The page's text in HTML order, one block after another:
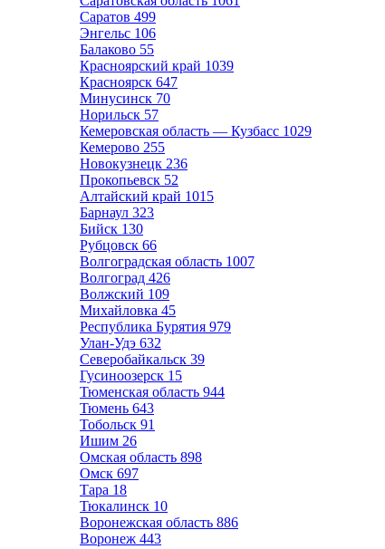
Саратов 499
Энгельс 106
Балаково 55
Красноярский край 1039
Красноярск 647
Минусинск 70
Норильск 57
Кемеровская область — Кузбасс 1029
Кемерово 255
Новокузнецк 236
Прокопьевск 52
Алтайский край 1015
Барнаул 323
Бийск 130
Рубцовск 66
Волгоградская область 1007
Волгоград 426
Волжский 109
Михайловка 45
Республика Бурятия 979
Улан-Удэ 632
Северобайкальск 39
Гусиноозерск 15
Тюменская область 944
Тюмень 643
Тобольск 91
Ишим 26
Омская область 898
Омск 697
Тара 18
Тюкалинск 10
Воронежская область 886
Воронеж 443